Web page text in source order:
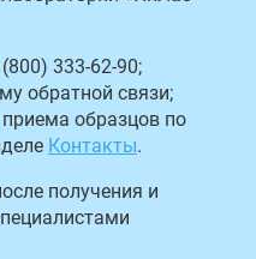
333-62-90;
обратной связи;
образцов по
Контакты.
получения и